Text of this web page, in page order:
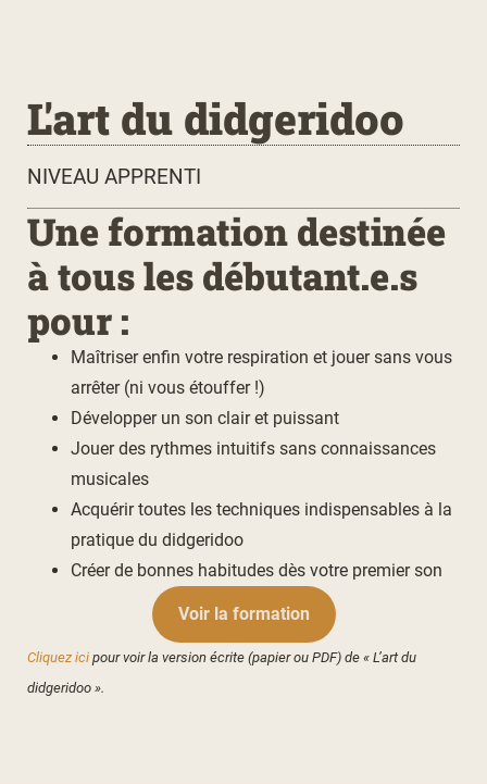
L'art du didgeridoo
NIVEAU APPRENTI
Une formation destinée
à tous les débutant.e.s
pour :
Maîtriser enfin votre respiration et jouer sans vous
arrêter (ni vous étouffer !)
Développer un son clair et puissant
Jouer des rythmes intuitifs sans connaissances
musicales
Acquérir toutes les techniques indispensables à la
pratique du didgeridoo
Créer de bonnes habitudes dès votre premier son
Voir la formation
Cliquez ici pour voir la version écrite (papier ou PDF) de « L’art du
didgeridoo ».